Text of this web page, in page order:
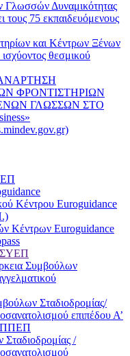
Γλωσσών Δυναμικότητας
τους 75 εκπαιδευόμενους
και Κέντρων Ξένων
θεσμικού
ΦΡΟΝΤΙΣΤΗΡΙΩΝ
ΓΛΩΣΣΩΝ ΣΤΟ
Κέντρου Euroguidance
Κέντρων Euroguidance
ΣΥΕΠ
Συμβούλων
Σταδιοδρομίας/
επιπέδου Α’
/